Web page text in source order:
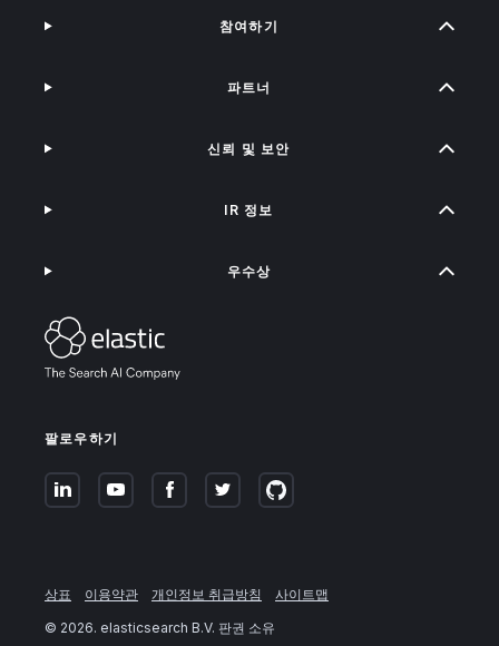
팔로우하기
참여하기
파트너
신뢰 및 보안
IR 정보
우수상
상표 이용약관 개인정보 취급방침
사이트맵
© 2026. elasticsearch B.V. 판권 소유